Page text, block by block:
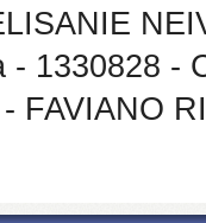
- 1330828 -
FAVIANO